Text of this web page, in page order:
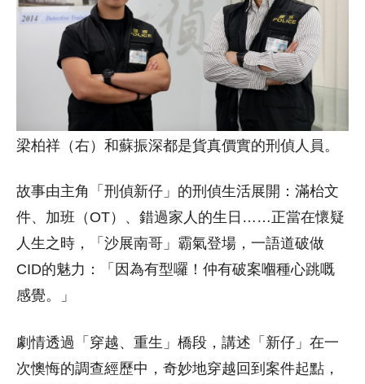
梁柏祥（右）和蘇振深都是貨真價實的刑偵人員。
故事由主角「刑偵新仔」的刑偵生活展開：滿枱文
件、加班（OT）、錯過家人的生日……正當在懷疑
人生之時，「沙展南哥」霸氣登場，一語道破做
CID的魅力：「因為有型囉！仲有破案嗰種心跳嘅
感覺。」
劇情透過「穿越、重生」橋段，講述「新仔」在一
次懊悔的調查經歷中，奇妙地穿越回到案件起點，